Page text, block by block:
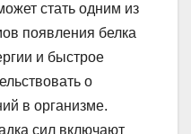
стать одним из
появления белка
и быстрое
о
в организме.
сил включают